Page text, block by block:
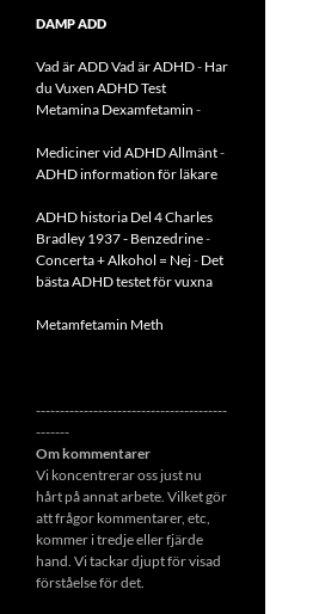
DAMP ADD
Vad är ADDVad är ADHD- Har
du Vuxen ADHD Test
Metamina Dexamfetamin -
Mediciner vid ADHD Allmänt-
ADHD information för läkare
ADHD historia Del 4 Charles
Bradley 1937 - Benzedrine-
Concerta + Alkohol = Nej- Det
bästa ADHD testet för vuxna
Metamfetamin Meth
----------------------------------------
-------
Om kommentarer
Vi koncentrerar oss just nu
hårt på annat arbete. Vilket gör
att frågor kommentarer, etc,
kommer i tredje eller fjärde
hand. Vi tackar djupt för visad
förståelse för det.